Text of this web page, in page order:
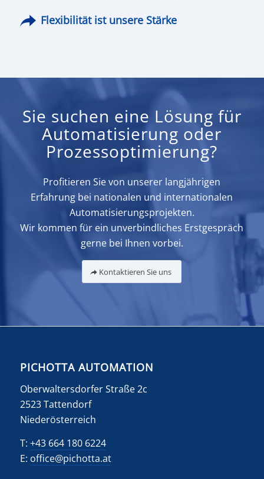
Flexibilität ist unsere Stärke
Sie suchen eine Lösung für
Automatisierung oder
Prozessoptimierung?
Profitieren Sie von unserer langjährigen
Erfahrung bei nationalen und internationalen
Automatisierungsprojekten.
Wir kommen für ein unverbindliches Erstgespräch
gerne bei Ihnen vorbei.
Kontaktieren Sie uns
PICHOTTA AUTOMATION
Oberwaltersdorfer Straße 2c
2523 Tattendorf
Niederösterreich
T: +43 664 180 6224
E: office@pichotta.at